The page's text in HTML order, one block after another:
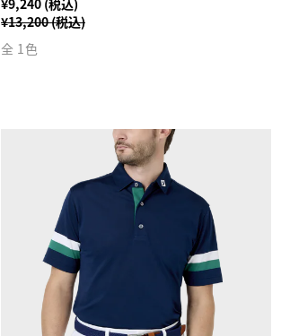
¥13,200 (税込)
¥9,240 (税込)
全 1色